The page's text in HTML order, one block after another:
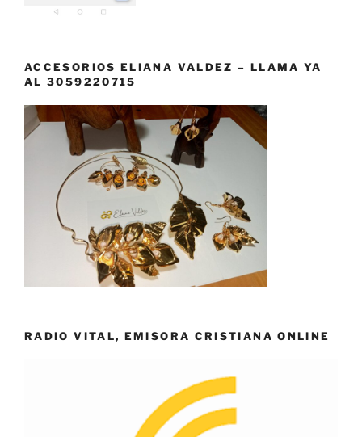
ACCESORIOS ELIANA VALDEZ – LLAMA YA
AL 3059220715
RADIO VITAL, EMISORA CRISTIANA ONLINE